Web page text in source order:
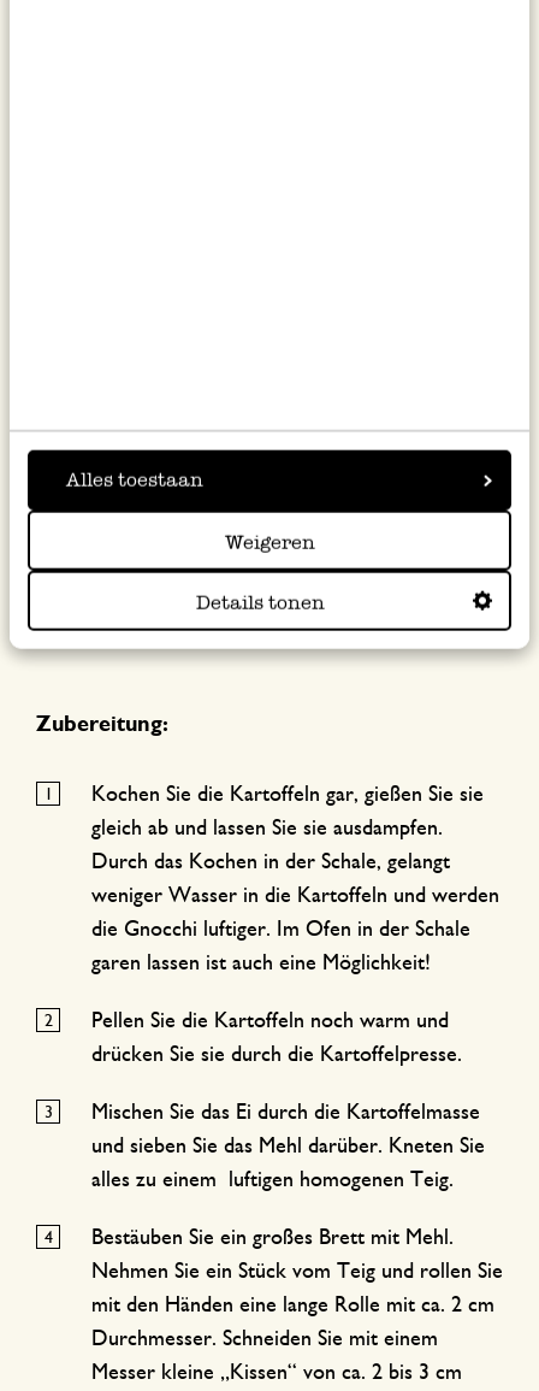
Alles toestaan
Weigeren
Details tonen
Außerdem:Kochtopf/Pfanne*, Schneebesen oder
Gabel*, Schalen*, Kartoffelpresse*, (Mehl)Sieb*,
Holzbrett*, Geschirrtuch*. Messer*, Gnocchibrett*
Zubereitung:
Kochen Sie die Kartoffeln gar, gießen Sie sie
gleich ab und lassen Sie sie ausdampfen.
Durch das Kochen in der Schale, gelangt
weniger Wasser in die Kartoffeln und werden
die Gnocchi luftiger. Im Ofen in der Schale
garen lassen ist auch eine Möglichkeit!
Pellen Sie die Kartoffeln noch warm und
drücken Sie sie durch die Kartoffelpresse.
Mischen Sie das Ei durch die Kartoffelmasse
und sieben Sie das Mehl darüber. Kneten Sie
alles zu einem luftigen homogenen Teig.
Bestäuben Sie ein großes Brett mit Mehl.
Nehmen Sie ein Stück vom Teig und rollen Sie
mit den Händen eine lange Rolle mit ca. 2 cm
Durchmesser. Schneiden Sie mit einem
Messer kleine „Kissen“ von ca. 2 bis 3 cm